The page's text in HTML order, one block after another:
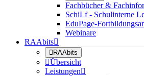
Fachbücher &
SchiLf - Schulinterne
EduPage-
Webinare
RAAbits
RAAbits
Übersicht
Leistungen